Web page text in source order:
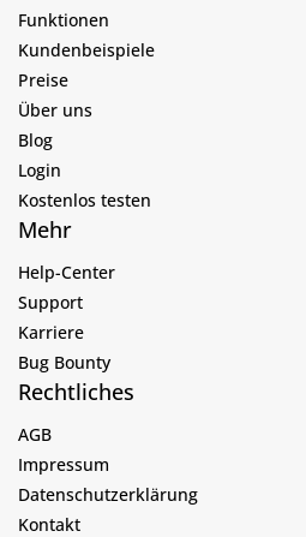
Funktionen
Kundenbeispiele
Preise
Über uns
Blog
Login
Kostenlos testen
Mehr
Help-Center
Support
Karriere
Bug Bounty
Rechtliches
AGB
Impressum
Datenschutzerklärung
Kontakt